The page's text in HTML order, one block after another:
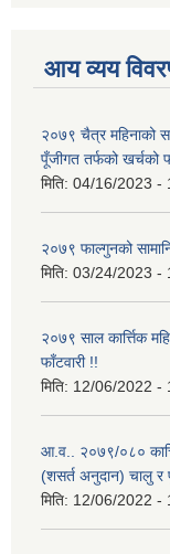
आय व्यय
२०७९ चैत्र महिनाको
पूँजीगत तर्फको खर्चको
मिति: 04/16/2023 -
२०७९ फाल्गुनको
मिति: 03/24/2023 -
२०७९ साल कार्त्तिक
फाँटवारी !!
मिति: 12/06/2022 -
आ.व.. २०७९/०८०
(शसर्त अनुदान) चालु र
मिति: 12/06/2022 -